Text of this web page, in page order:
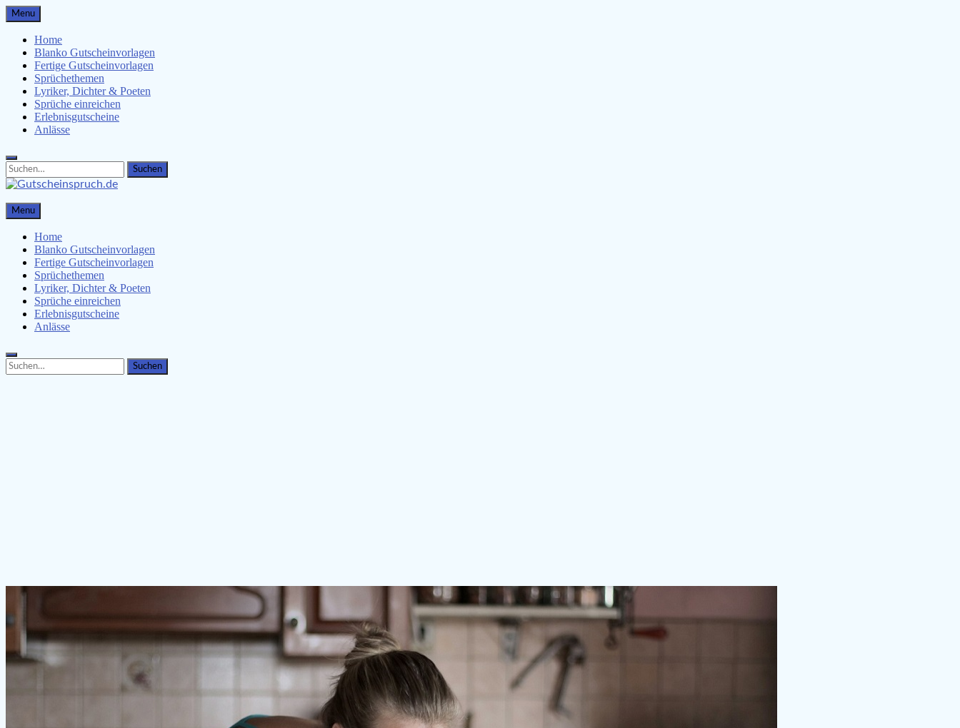
Skip
to
content
Menu
Home
Blanko Gutscheinvorlagen
Fertige Gutscheinvorlagen
Sprüchethemen
Lyriker, Dichter & Poeten
Sprüche einreichen
Erlebnisgutscheine
Anlässe
Search
for:
Search
Gutscheinspruch.de
Gutscheinsprüche & Gutscheinvorlagen finden
Menu
Home
Blanko Gutscheinvorlagen
Fertige Gutscheinvorlagen
Sprüchethemen
Lyriker, Dichter & Poeten
Sprüche einreichen
Erlebnisgutscheine
Anlässe
Search
for:
Search